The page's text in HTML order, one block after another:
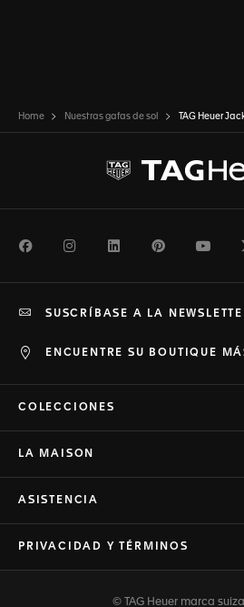
Home Nuestras gafas de sol TAG Heuer
FacebookInstagramLinkedInPinterest
ENCUENTRE SU BOUTIQUE
SUSCRÍBASE A LA
COLECCIONES
LA MAISON
ASISTENCIA
PRIVACIDAD Y TÉRMINOS
© TAG Heuer marca